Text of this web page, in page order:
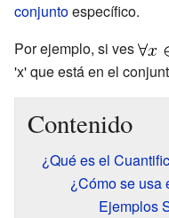
conjuntoespecífico.
Por ejemplo, si ves
'x' que está en el
Contenido
¿Qué es el
¿Cómo se usa
Ejemplos